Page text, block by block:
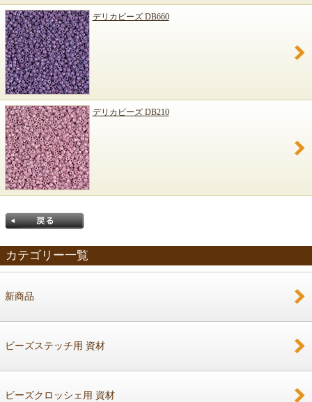
デリカビーズ DB660
デリカビーズ DB210
カテゴリー一覧
新商品
ビーズステッチ用 資材
ビーズクロッシェ用 資材